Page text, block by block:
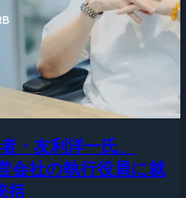
・友利洋一氏、
会社の執行役員に就
括